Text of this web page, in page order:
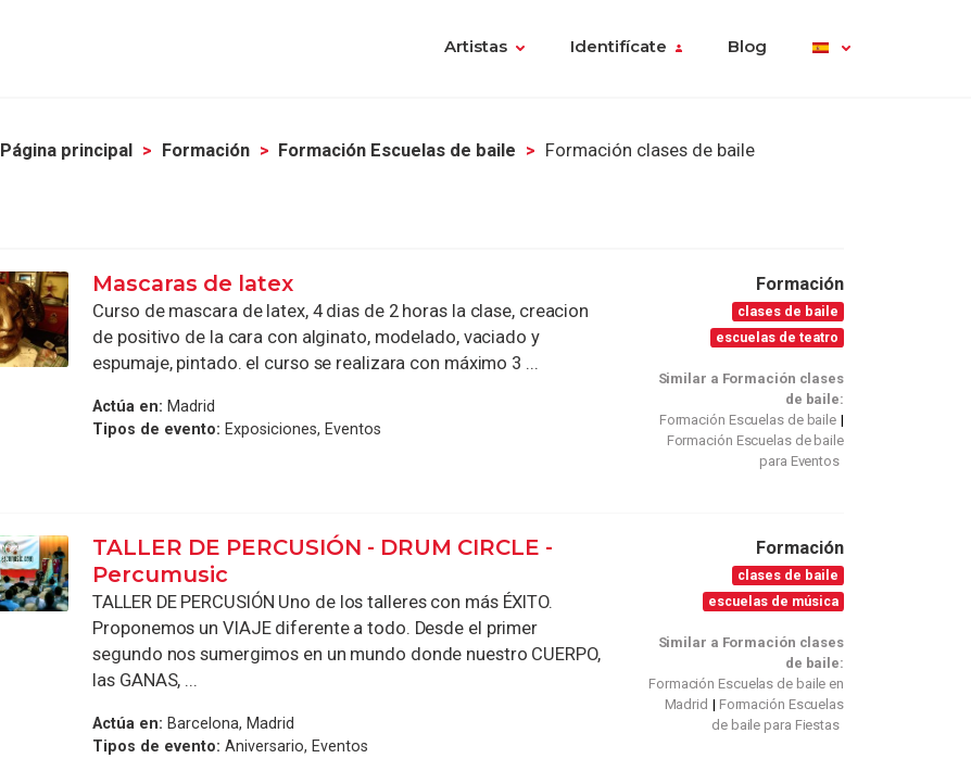
Artistas Identifícate Blog
Página principal Formación Formación Escuelas de baile Formación clases de baile
Mascaras de latex
Curso de mascara de latex, 4 dias de 2 horas la clase, creacion
de positivo de la cara con alginato, modelado, vaciado y
espumaje, pintado. el curso se realizara con máximo 3 ...
Actúa en: Madrid
Tipos de evento: Exposiciones, Eventos
Formación
clases de baile
escuelas de teatro
Similar a Formación clases
de baile:
Formación Escuelas de baile
Formación Escuelas de baile
para Eventos
TALLER DE PERCUSIÓN - DRUM CIRCLE -
Percumusic
TALLER DE PERCUSIÓN Uno de los talleres con más ÉXITO.
Proponemos un VIAJE diferente a todo. Desde el primer
segundo nos sumergimos en un mundo donde nuestro CUERPO,
las GANAS, ...
Actúa en: Barcelona, Madrid
Tipos de evento: Aniversario, Eventos
Formación
clases de baile
escuelas de música
Similar a Formación clases
de baile:
Formación Escuelas de baile en
Madrid
Formación Escuelas
de baile para Fiestas